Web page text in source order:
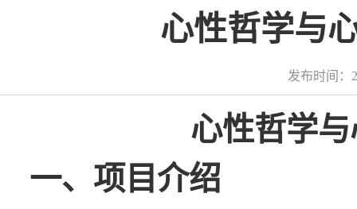
心性哲学与
发布时间
心性哲学
一、项目介绍